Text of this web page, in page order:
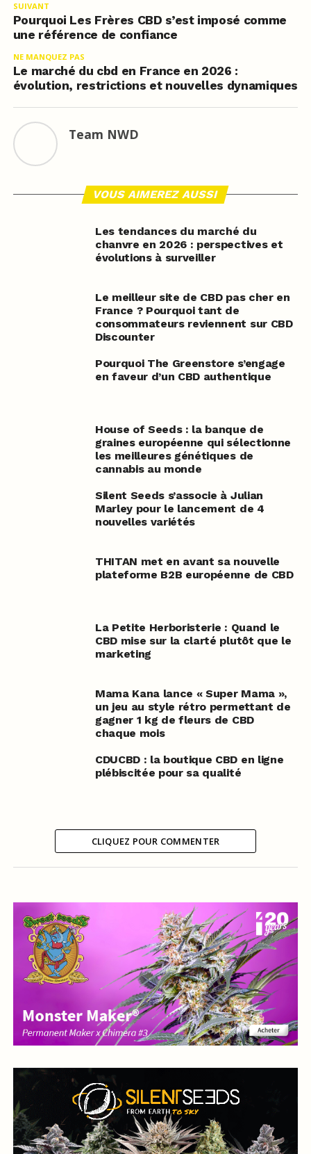
SUIVANT
Pourquoi Les Frères CBD s’est imposé comme
une référence de confiance
NE MANQUEZ PAS
Le marché du cbd en France en 2026 :
évolution, restrictions et nouvelles dynamiques
Team NWD
VOUS AIMEREZ AUSSI
Les tendances du marché du
chanvre en 2026 : perspectives et
évolutions à surveiller
Le meilleur site de CBD pas cher en
France ? Pourquoi tant de
consommateurs reviennent sur CBD
Discounter
Pourquoi The Greenstore s’engage
en faveur d’un CBD authentique
House of Seeds : la banque de
graines européenne qui sélectionne
les meilleures génétiques de
cannabis au monde
Silent Seeds s’associe à Julian
Marley pour le lancement de 4
nouvelles variétés
THITAN met en avant sa nouvelle
plateforme B2B européenne de CBD
La Petite Herboristerie : Quand le
CBD mise sur la clarté plutôt que le
marketing
Mama Kana lance « Super Mama »,
un jeu au style rétro permettant de
gagner 1 kg de fleurs de CBD
chaque mois
CDUCBD : la boutique CBD en ligne
plébiscitée pour sa qualité
CLIQUEZ POUR COMMENTER